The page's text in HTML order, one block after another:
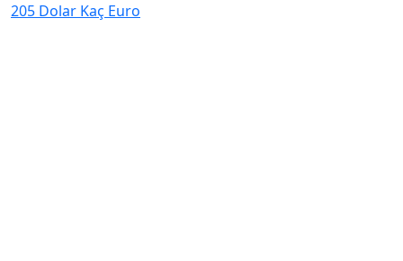
205 Dolar Kaç Euro